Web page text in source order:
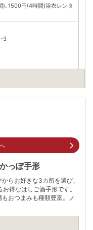
)､1500円(4時間)浴衣レンタ
3
バス(予約制)黒川温泉方面行
分
容はご利用前にご自身でお
っぽ手形
らお好きな3カ所を選び、
得なはしご酒手形です。
おつまみも種類豊富。ノ